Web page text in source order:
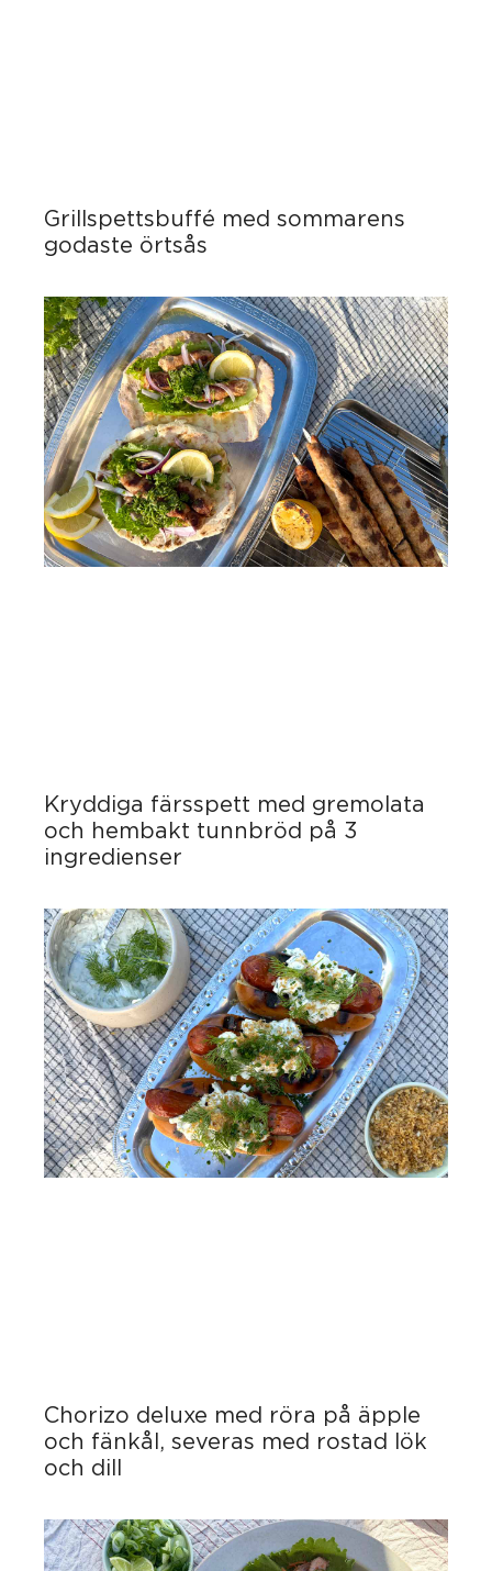
Grillspettsbuffé med sommarens
godaste örtsås
Kryddiga färsspett med gremolata
och hembakt tunnbröd på 3
ingredienser
Chorizo deluxe med röra på äpple
och fänkål, severas med rostad lök
och dill